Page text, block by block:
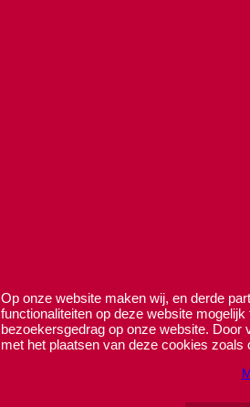
Op onze website maken wij, en derde
functionaliteiten op deze website
bezoekersgedrag op onze website.
met het plaatsen van deze cookies